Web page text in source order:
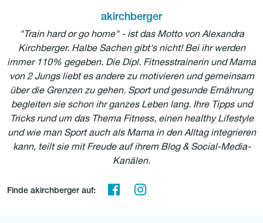
akirchberger
"Train hard or go home" - ist das Motto von Alexandra
Kirchberger. Halbe Sachen gibt's nicht! Bei ihr werden
immer 110% gegeben. Die Dipl. Fitnesstrainerin und Mama
von 2 Jungs liebt es andere zu motivieren und gemeinsam
über die Grenzen zu gehen. Sport und gesunde Ernährung
begleiten sie schon ihr ganzes Leben lang. Ihre Tipps und
Tricks rund um das Thema Fitness, einen healthy Lifestyle
und wie man Sport auch als Mama in den Alltag integrieren
kann, teilt sie mit Freude auf ihrem Blog & Social-Media-
Kanälen.
Finde akirchberger auf: